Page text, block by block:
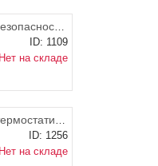
Группа безопасности котла 3,0 бар, Capricorn
ID: 1109
на складе
Клапан термостатический ESBE VTA 322 DN25, KVS 1,6 (temp 35-60°C)
ID: 1256
на складе